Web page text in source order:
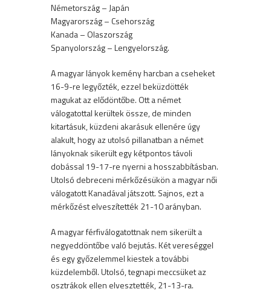
Németország – Japán
Magyarország – Csehország
Kanada – Olaszország
Spanyolország – Lengyelország.
A magyar lányok kemény harcban a cseheket
16-9-re legyőzték, ezzel beküzdötték
magukat az elődöntőbe. Ott a német
válogatottal kerültek össze, de minden
kitartásuk, küzdeni akarásuk ellenére úgy
alakult, hogy az utolsó pillanatban a német
lányoknak sikerült egy kétpontos távoli
dobással 19-17-re nyerni a hosszabbításban.
Utolsó debreceni mérkőzésükön a magyar női
válogatott Kanadával játszott. Sajnos, ezt a
mérkőzést elveszítették 21-10 arányban.
A magyar férfiválogatottnak nem sikerült a
negyeddöntőbe való bejutás. Két vereséggel
és egy győzelemmel kiestek a további
küzdelemből. Utolsó, tegnapi meccsüket az
osztrákok ellen elvesztették, 21-13-ra.